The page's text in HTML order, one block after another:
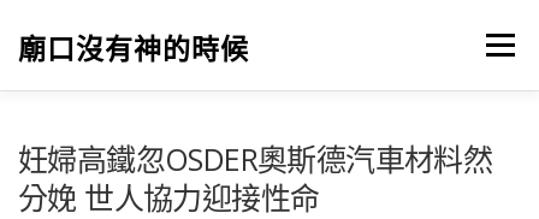
廟口沒有神的時候 選單
妊婦高鐵忽OSDER奧斯德汽車材料然
分娩 世人協力迎接性命